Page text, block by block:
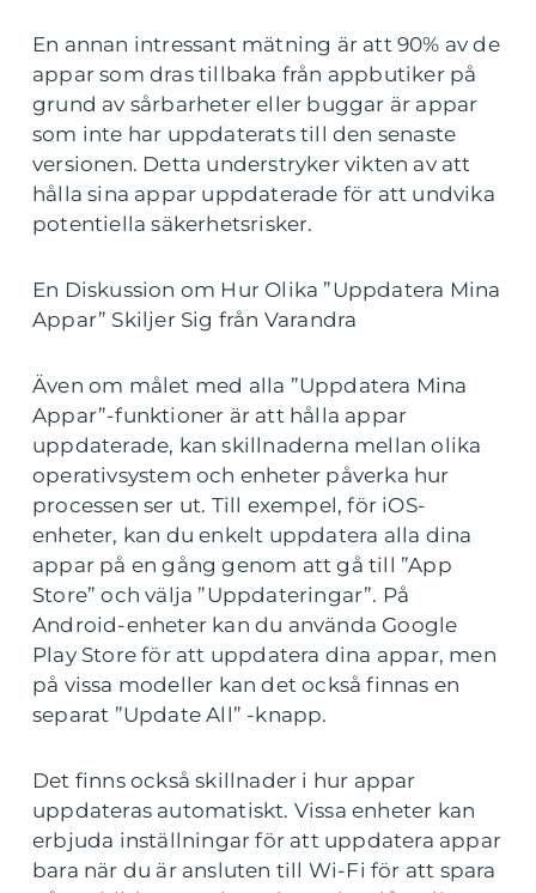
En annan intressant mätning är att 90% av de
appar som dras tillbaka från appbutiker på
grund av sårbarheter eller buggar är appar
som inte har uppdaterats till den senaste
versionen. Detta understryker vikten av att
hålla sina appar uppdaterade för att undvika
potentiella säkerhetsrisker.
En Diskussion om Hur Olika ”Uppdatera Mina
Appar” Skiljer Sig från Varandra
Även om målet med alla ”Uppdatera Mina
Appar”-funktioner är att hålla appar
uppdaterade, kan skillnaderna mellan olika
operativsystem och enheter påverka hur
processen ser ut. Till exempel, för iOS-
enheter, kan du enkelt uppdatera alla dina
appar på en gång genom att gå till ”App
Store” och välja ”Uppdateringar”. På
Android-enheter kan du använda Google
Play Store för att uppdatera dina appar, men
på vissa modeller kan det också finnas en
separat ”Update All” -knapp.
Det finns också skillnader i hur appar
uppdateras automatiskt. Vissa enheter kan
erbjuda inställningar för att uppdatera appar
bara när du är ansluten till Wi-Fi för att spara